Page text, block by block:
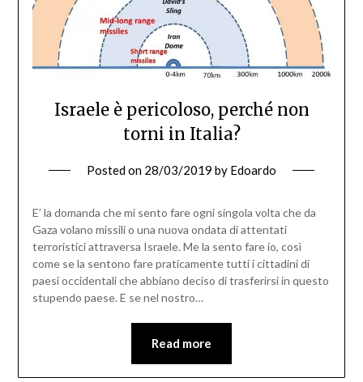
Israele è pericoloso, perché non
torni in Italia?
Posted on 28/03/2019 by Edoardo
E’ la domanda che mi sento fare ogni singola volta che da
Gaza volano missili o una nuova ondata di attentati
terroristici attraversa Israele. Me la sento fare io, così
come se la sentono fare praticamente tutti i cittadini di
paesi occidentali che abbiano deciso di trasferirsi in questo
stupendo paese. E se nel nostro…
Read more